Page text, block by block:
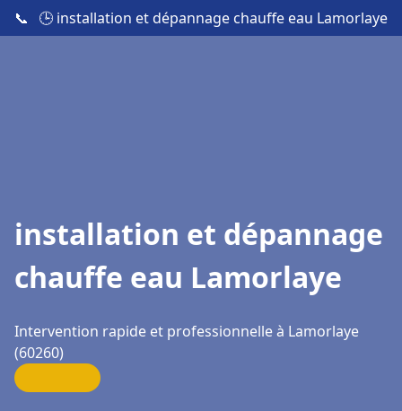
📞 🕒 installation et dépannage chauffe eau Lamorlaye
installation et dépannage
chauffe eau Lamorlaye
Intervention rapide et professionnelle à Lamorlaye
(60260)